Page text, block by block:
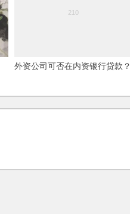
外资公司可否在内资银行贷款？